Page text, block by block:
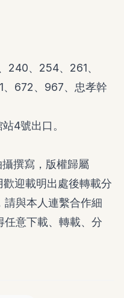
240、254、261、
672、967、忠孝幹
4號出口。
撰寫，版權歸屬
迎載明出處後轉載分
請與本人連繫合作細
任意下載、轉載、分